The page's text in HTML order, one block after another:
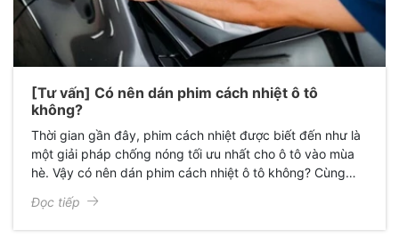
[Tư vấn] Có nên dán phim cách nhiệt ô tô
không?
Thời gian gần đây, phim cách nhiệt được biết đến như là
một giải pháp chống nóng tối ưu nhất cho ô tô vào mùa
hè. Vậy có nên dán phim cách nhiệt ô tô không? Cùng
Đọc tiếp